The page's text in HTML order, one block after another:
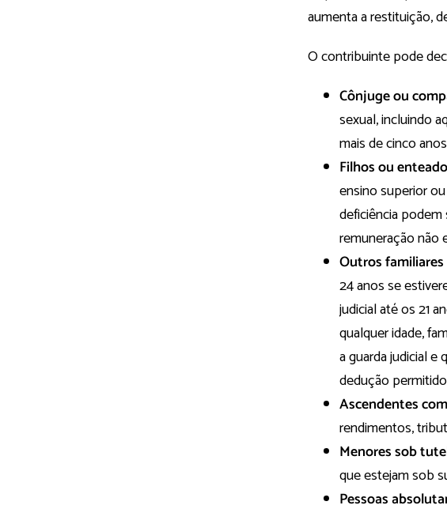
aumenta a restituição,
O contribuinte pode
Cônjuge ou
sexual, incluindo
mais de cinco
Filhos ou
ensino superior
deficiência
remuneração não
Outros
24 anos se
judicial até os 21
qualquer idade,
a guarda judicial
dedução
Ascendentes
rendimentos,
Menores sob
que estejam sob
Pessoas